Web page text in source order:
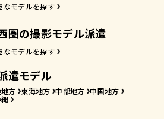
なモデルを探す
圏の撮影モデル派遣
なモデルを探す
遣モデル
方 東海地方 中部地方 中国地方